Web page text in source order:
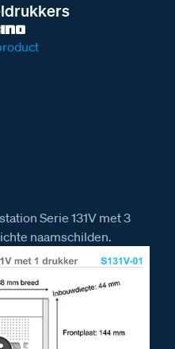
Serie 131V met 3
naamschilden.